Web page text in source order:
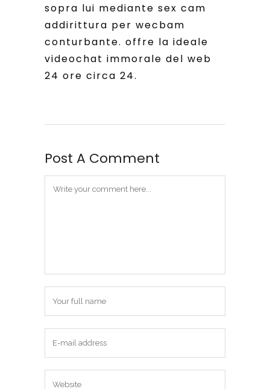
sopra lui mediante sex cam
addirittura per wecbam
conturbante. offre la ideale
videochat immorale del web
24 ore circa 24.
Post A Comment